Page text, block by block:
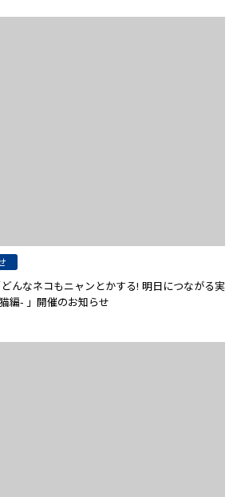
んなネコもニャンとかする! 明日につながる実
編- 」開催のお知らせ